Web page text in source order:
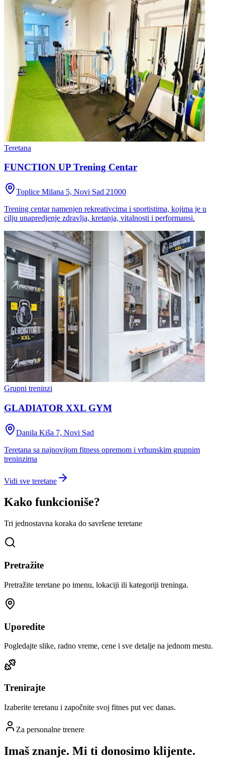
Teretana
FUNCTION UP Trening Centar
Toplice Milana 5, Novi Sad 21000
Trening centar namenjen rekreativcima i sportistima, kojima je u
cilju unapredjenje zdravlja, kretanja, vitalnosti i performansi.
Grupni treninzi
GLADIATOR XXL GYM
Danila Kiša 7, Novi Sad
Teretana sa najnovijom fitness opremom i vrhunskim grupnim
treninzima
Vidi sve teretane
Kako funkcioniše?
Tri jednostavna koraka do savršene teretane
Pretražite
Pretražite teretane po imenu, lokaciji ili kategoriji treninga.
Uporedite
Pogledajte slike, radno vreme, cene i sve detalje na jednom mestu.
Trenirajte
Izaberite teretanu i započnite svoj fitnes put vec danas.
Za personalne trenere
Imaš znanje. Mi ti donosimo klijente.